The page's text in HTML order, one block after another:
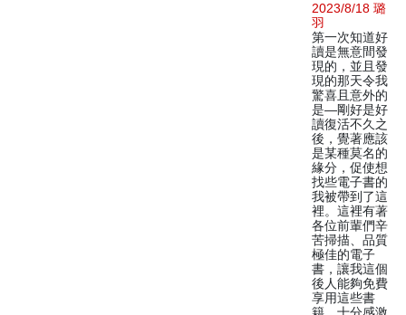
2023/8/18 璐
羽
第一次知道好
讀是無意間發
現的，並且發
現的那天令我
驚喜且意外的
是—剛好是好
讀復活不久之
後，覺著應該
是某種莫名的
緣分，促使想
找些電子書的
我被帶到了這
裡。這裡有著
各位前輩們辛
苦掃描、品質
極佳的電子
書，讓我這個
後人能夠免費
享用這些書